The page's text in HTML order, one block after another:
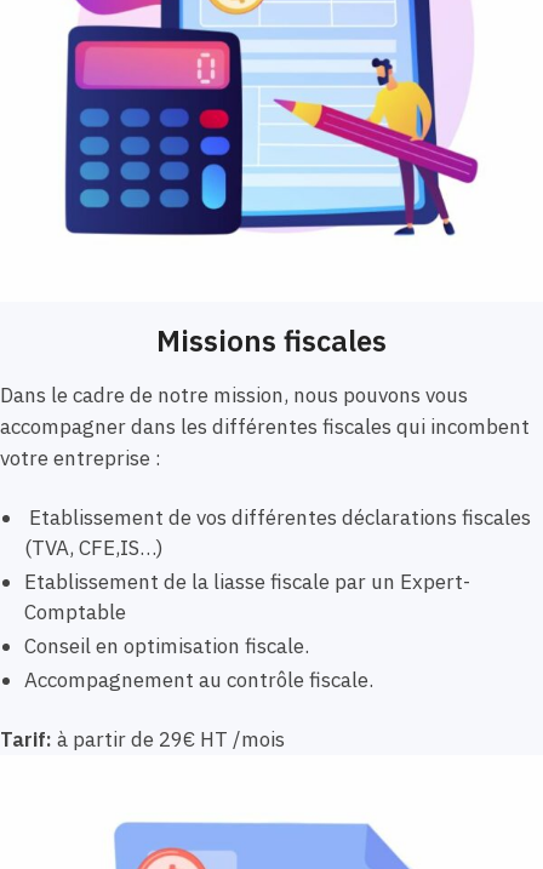
Missions fiscales
Dans le cadre de notre mission, nous pouvons vous
accompagner dans les différentes fiscales qui incombent
votre entreprise :
Etablissement de vos différentes déclarations fiscales
(TVA, CFE,IS…)
Etablissement de la liasse fiscale par un Expert-
Comptable
Conseil en optimisation fiscale.
Accompagnement au contrôle fiscale.
Tarif: à partir de 29€ HT /mois